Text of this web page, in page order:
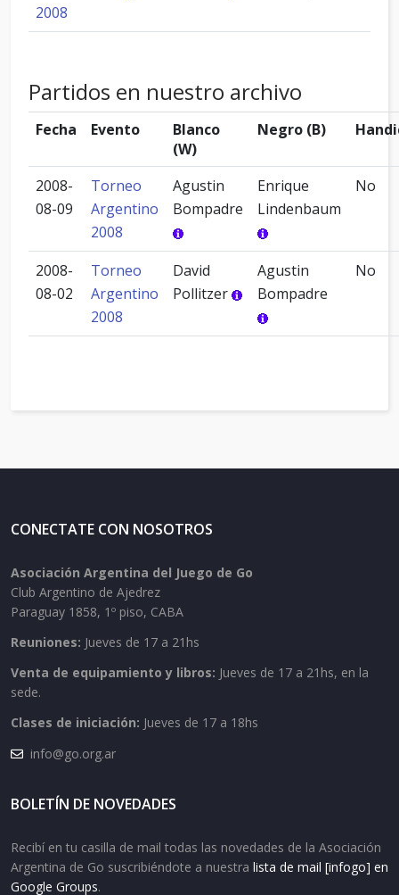
2008
Partidos en nuestro archivo
Fecha Evento
Blanco
(W)
Negro (B)
2008-
08-09
Torneo
Argentino
2008
Agustin
Bompadre
Enrique
Lindenbaum
No
2008-
08-02
Torneo
Argentino
2008
David
Pollitzer
Agustin
Bompadre
No
CONECTATE CON NOSOTROS
Asociación Argentina del Juego de Go
Club Argentino de Ajedrez
Paraguay 1858, 1º piso, CABA
Reuniones: Jueves de 17 a 21hs
Venta de equipamiento y libros: Jueves de 17 a 21hs, en la
sede.
Clases de iniciación: Jueves de 17 a 18hs
info@go.org.ar
BOLETÍN DE NOVEDADES
Recibí en tu casilla de mail todas las novedades de la Asociación
Argentina de Go suscribiéndote a nuestra lista de mail [infogo] en
Google Groups.